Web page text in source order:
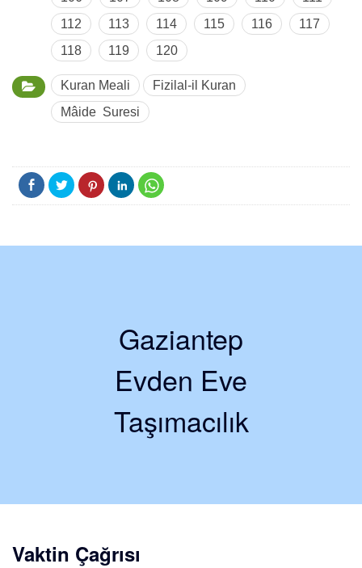
112
113 114 115 116
117
118
119 120
Kuran Meali
Fizilal-il Kuran
Mâide Suresi
Gaziantep
Evden Eve
Taşımacılık
Vaktin Çağrısı